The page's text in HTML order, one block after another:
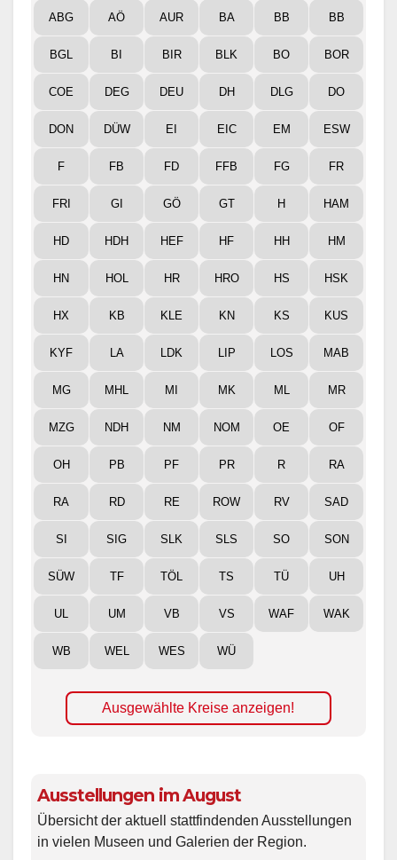
ABG AÖ AUR BA BB BB
BGL BI BIR BLK BO BOR
COE DEG DEU DH DLG DO
DON DÜW EI EIC EM ESW
F FB FD FFB FG FR
FRI GI GÖ GT H HAM
HD HDH HEF HF HH HM
HN HOL HR HRO HS HSK
HX KB KLE KN KS KUS
KYF LA LDK LIP LOS MAB
MG MHL MI MK ML MR
MZG NDH NM NOM OE OF
OH PB PF PR R RA
RA RD RE ROW RV SAD
SI SIG SLK SLS SO SON
SÜW TF TÖL TS TÜ UH
UL UM VB VS WAF WAK
WB WEL WES WÜ
Ausgewählte Kreise anzeigen!
Ausstellungen im August
Übersicht der aktuell stattfindenden Ausstellungen
in vielen Museen und Galerien der Region.